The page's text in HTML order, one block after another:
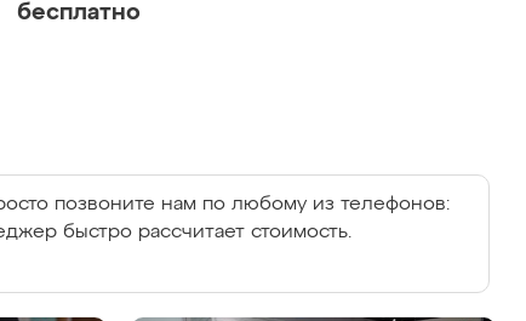
бесплатно
позвоните нам по любому из телефонов:
быстро рассчитает стоимость.